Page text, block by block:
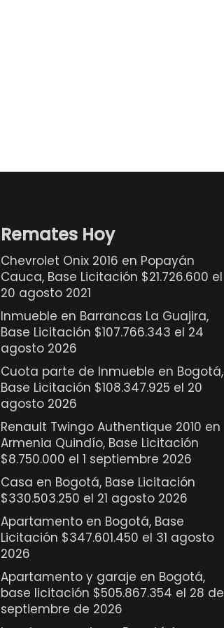
Remates Hoy
Chevrolet Onix 2016 en Popayán
Cauca, Base Licitación $21.726.600 el
20 agosto 2021
Inmueble en Barrancas La Guajira,
Base Licitación $107.766.343 el 24
agosto 2026
Cuota parte de Inmueble en Bogotá,
Base Licitación $108.347.925 el 20
agosto 2026
Renault Twingo Authentique 2010 en
Armenia Quindío, Base Licitación
$8.750.000 el 1 septiembre 2026
Casa en Bogotá, Base Licitación
$330.503.250 el 21 agosto 2026
Apartamento en Bogotá, Base
Licitación $347.601.450 el 31 agosto
2026
Apartamento y garaje en Bogotá,
base licitación $505.867.354 el 28 de
septiembre de 2026